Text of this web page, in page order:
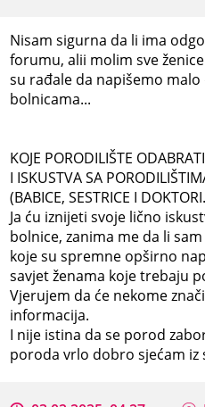
Nisam sigurna da li ima
forumu, alii molim sve
su rađale da napišemo
bolnicama...
KOJE PORODILIŠTE
I ISKUSTVA SA
(BABICE, SESTRICE I
Ja ću iznijeti svoje lično
bolnice, zanima me da li
koje su spremne opširno
savjet ženama koje trebaju
Vjerujem da će nekome
informacija.
I nije istina da se porod
poroda vrlo dobro sjećam iz